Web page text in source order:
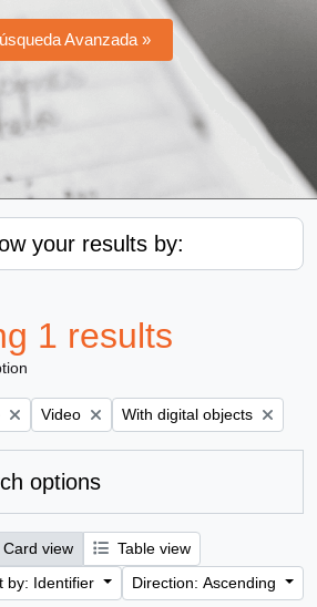
Avanzada »
your results by:
1 results
Remove filter:
Video Remove filter:
With digital objects
options
Card view
Table view
by: Identifier
Direction: Ascending